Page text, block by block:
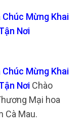
Chúc Mừng Khai
Nơi
Chúc Mừng Khai
Nơi Chào
Mại hoa
Cà Mau.